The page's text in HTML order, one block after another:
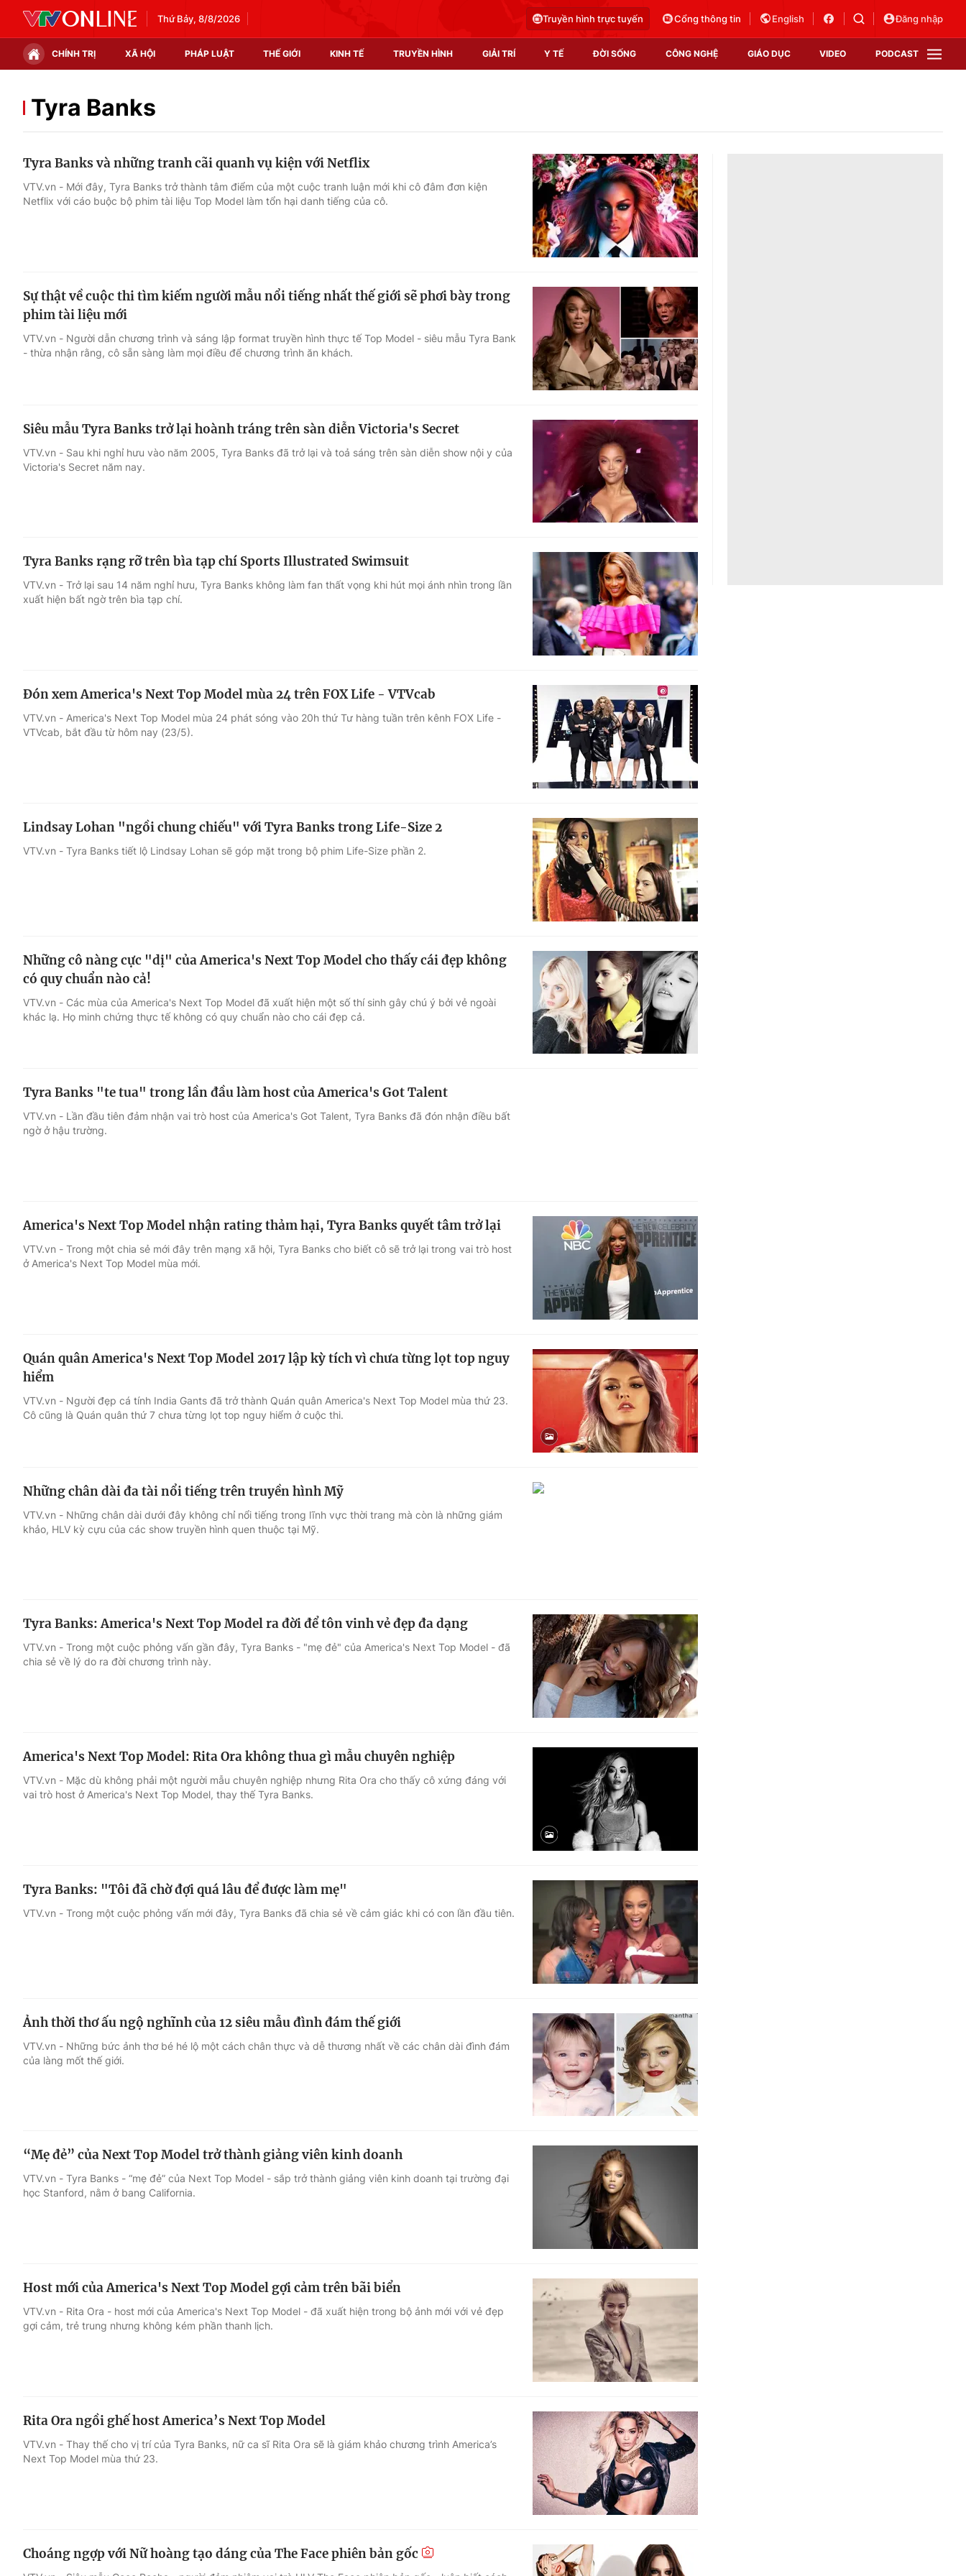
Thứ Bảy, 8/8/2026 Truyền hình trực tuyến Cổng thông tin English Đăng nhập
CHÍNH TRỊ XÃ HỘI PHÁP LUẬT THẾ GIỚI KINH TẾ TRUYỀN HÌNH GIẢI TRÍ Y TẾ ĐỜI SỐNG CÔNG NGHỆ GIÁO DỤC VIDEO PODCAST
Chính trị
Thế giới đó đây
Thị trường
Hậu trường
Video
Shorts video
Podcast
EMagazine
Photo
Infographic
Góc ảnh
Điện ảnh
Âm nhạc
Sao
Du lịch
Làm đẹp
Học trực tuyến
Công nghệ
Hitech Công nghệ tương lai
Sản phẩm
Thị trường
Tư vấn
VTV Sức khoẻ
Tyra Banks
Tyra Banks và những tranh cãi quanh vụ kiện với Netflix
VTV.vn - Mới đây, Tyra Banks trở thành tâm điểm của một cuộc tranh luận mới khi cô đâm đơn kiện
Netflix với cáo buộc bộ phim tài liệu Top Model làm tổn hại danh tiếng của cô.
Sự thật về cuộc thi tìm kiếm người mẫu nổi tiếng nhất thế giới sẽ phơi bày trong
phim tài liệu mới
VTV.vn - Người dẫn chương trình và sáng lập format truyền hình thực tế Top Model - siêu mẫu Tyra Bank
- thừa nhận rằng, cô sẵn sàng làm mọi điều để chương trình ăn khách.
Siêu mẫu Tyra Banks trở lại hoành tráng trên sàn diễn Victoria's Secret
VTV.vn - Sau khi nghỉ hưu vào năm 2005, Tyra Banks đã trở lại và toả sáng trên sàn diễn show nội y của
Victoria's Secret năm nay.
Tyra Banks rạng rỡ trên bìa tạp chí Sports Illustrated Swimsuit
VTV.vn - Trở lại sau 14 năm nghỉ hưu, Tyra Banks không làm fan thất vọng khi hút mọi ánh nhìn trong lần
xuất hiện bất ngờ trên bìa tạp chí.
Đón xem America's Next Top Model mùa 24 trên FOX Life - VTVcab
VTV.vn - America's Next Top Model mùa 24 phát sóng vào 20h thứ Tư hàng tuần trên kênh FOX Life -
VTVcab, bắt đầu từ hôm nay (23/5).
Lindsay Lohan "ngồi chung chiếu" với Tyra Banks trong Life-Size 2
VTV.vn - Tyra Banks tiết lộ Lindsay Lohan sẽ góp mặt trong bộ phim Life-Size phần 2.
Những cô nàng cực "dị" của America's Next Top Model cho thấy cái đẹp không
có quy chuẩn nào cả!
VTV.vn - Các mùa của America's Next Top Model đã xuất hiện một số thí sinh gây chú ý bởi vẻ ngoài
khác lạ. Họ minh chứng thực tế không có quy chuẩn nào cho cái đẹp cả.
Tyra Banks "te tua" trong lần đầu làm host của America's Got Talent
VTV.vn - Lần đầu tiên đảm nhận vai trò host của America's Got Talent, Tyra Banks đã đón nhận điều bất
ngờ ở hậu trường.
America's Next Top Model nhận rating thảm hại, Tyra Banks quyết tâm trở lại
VTV.vn - Trong một chia sẻ mới đây trên mạng xã hội, Tyra Banks cho biết cô sẽ trở lại trong vai trò host
ở America's Next Top Model mùa mới.
Quán quân America's Next Top Model 2017 lập kỳ tích vì chưa từng lọt top nguy
hiểm
VTV.vn - Người đẹp cá tính India Gants đã trở thành Quán quân America's Next Top Model mùa thứ 23.
Cô cũng là Quán quân thứ 7 chưa từng lọt top nguy hiểm ở cuộc thi.
Những chân dài đa tài nổi tiếng trên truyền hình Mỹ
VTV.vn - Những chân dài dưới đây không chỉ nổi tiếng trong lĩnh vực thời trang mà còn là những giám
khảo, HLV kỳ cựu của các show truyền hình quen thuộc tại Mỹ.
Tyra Banks: America's Next Top Model ra đời để tôn vinh vẻ đẹp đa dạng
VTV.vn - Trong một cuộc phỏng vấn gần đây, Tyra Banks - "mẹ đẻ" của America's Next Top Model - đã
chia sẻ về lý do ra đời chương trình này.
America's Next Top Model: Rita Ora không thua gì mẫu chuyên nghiệp
VTV.vn - Mặc dù không phải một người mẫu chuyên nghiệp nhưng Rita Ora cho thấy cô xứng đáng với
vai trò host ở America's Next Top Model, thay thế Tyra Banks.
Tyra Banks: "Tôi đã chờ đợi quá lâu để được làm mẹ"
VTV.vn - Trong một cuộc phỏng vấn mới đây, Tyra Banks đã chia sẻ về cảm giác khi có con lần đầu tiên.
Ảnh thời thơ ấu ngộ nghĩnh của 12 siêu mẫu đình đám thế giới
VTV.vn - Những bức ảnh thơ bé hé lộ một cách chân thực và dễ thương nhất về các chân dài đình đám
của làng mốt thế giới.
“Mẹ đẻ” của Next Top Model trở thành giảng viên kinh doanh
VTV.vn - Tyra Banks - “mẹ đẻ” của Next Top Model - sắp trở thành giảng viên kinh doanh tại trường đại
học Stanford, nằm ở bang California.
Host mới của America's Next Top Model gợi cảm trên bãi biển
VTV.vn - Rita Ora - host mới của America's Next Top Model - đã xuất hiện trong bộ ảnh mới với vẻ đẹp
gợi cảm, trẻ trung nhưng không kém phần thanh lịch.
Rita Ora ngồi ghế host America’s Next Top Model
VTV.vn - Thay thế cho vị trí của Tyra Banks, nữ ca sĩ Rita Ora sẽ là giám khảo chương trình America’s
Next Top Model mùa thứ 23.
Choáng ngợp với Nữ hoàng tạo dáng của The Face phiên bản gốc